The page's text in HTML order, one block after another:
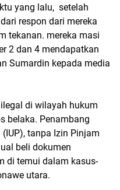
yang lalu, setelah
respon dari mereka
tekanan. mereka masi
2 dan 4 mendapatkan
Sumardin kepada media
di wilayah hukum
belaka. Penambang
tanpa Izin Pinjam
beli dokumen
di temui dalam kasus-
utara.